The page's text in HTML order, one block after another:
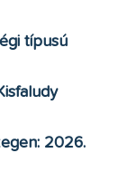
típusú
2026.